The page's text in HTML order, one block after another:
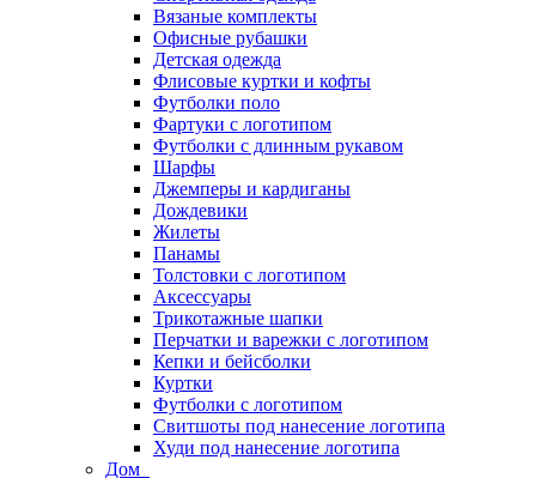
Вязаные комплекты
Офисные рубашки
Детская одежда
Флисовые куртки и кофты
Футболки поло
Фартуки с логотипом
Футболки с длинным рукавом
Шарфы
Джемперы и кардиганы
Дождевики
Жилеты
Панамы
Толстовки с логотипом
Аксессуары
Трикотажные шапки
Перчатки и варежки с логотипом
Кепки и бейсболки
Куртки
Футболки с логотипом
Свитшоты под нанесение логотипа
Худи под нанесение логотипа
Дом